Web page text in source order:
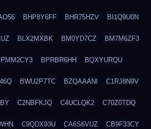
BHP8Y6FF BHR75HZV BI1Q9U0N
BLX2MXBK BM0YD7CZ BM7M6ZF3
BPRBR6HH BQXYURQU
BWU2P7TC BZQAAANI C1RJ8N9V
C2NBFKJQ C4UCLQK2 C70Z0TDQ
C9QDX93U CA6S6VUZ CB9F33CY